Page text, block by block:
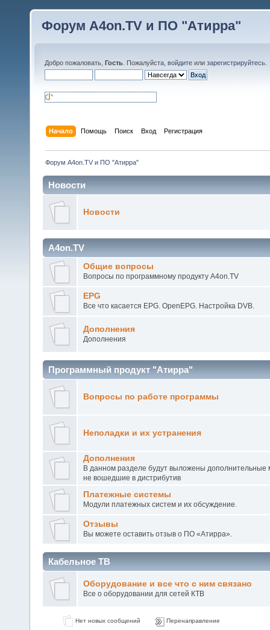
Форум A4on.TV и ПО "Атирра"
Добро пожаловать, Гость . Пожалуйста, войдите или зарегистрируйтесь
Начало Помощь Поиск Вход Регистрация
Форум A4on.TV и ПО "Атирра"
Новости
Новости
A4on.TV
Общие вопросы
Вопросы по программному продукту A4on.TV
EPG
Все что касается EPG. OpenEPG. Настройка DVB.
Дополнения
Дополнения
Программный продукт "Атирра"
Вопросы по работе программы
Неполадки и их устранения
Дополнения
В данном разделе будут выложены
не вошедшие в дистрибутив
Платежные системы
Модули платежных систем и их обсуждение.
Отзывы
Вы можете оставить отзыв о ПО «Атирра».
Кабельное ТВ
Оборудование и все что с ним связано
Все о оборудовании для сетей КТВ
Нет новых сообщений Перенаправление